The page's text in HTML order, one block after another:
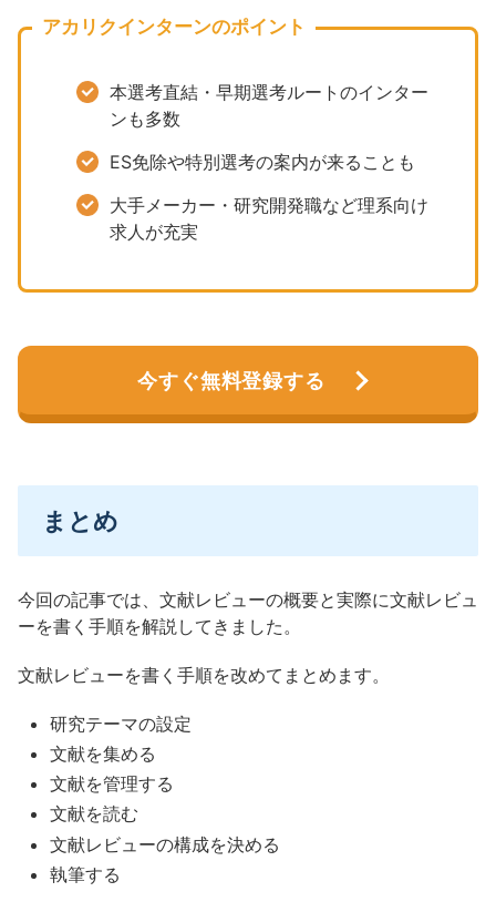
アカリクインターンのポイント
本選考直結・早期選考ルートのインター
ンも多数
ES免除や特別選考の案内が来ることも
大手メーカー・研究開発職など理系向け
求人が充実
今すぐ無料登録する
まとめ
今回の記事では、文献レビューの概要と実際に文献レビュ
ーを書く手順を解説してきました。
文献レビューを書く手順を改めてまとめます。
研究テーマの設定
文献を集める
文献を管理する
文献を読む
文献レビューの構成を決める
執筆する